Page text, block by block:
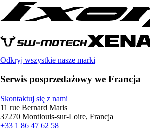
Odkryj wszystkie nasze marki
Serwis posprzedażowy we Francja
Skontaktuj się z nami
11 rue Bernard Maris
37270 Montlouis-sur-Loire, Francja
+33 1 86 47 62 58